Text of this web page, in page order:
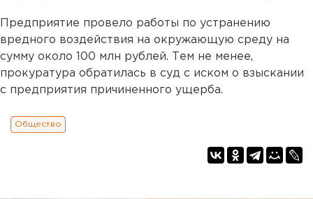
Предприятие провело работы по устранению
вредного воздействия на окружающую среду на
сумму около 100 млн рублей. Тем не менее,
прокуратура обратилась в суд с иском о взыскании
с предприятия причиненного ущерба.
Общество